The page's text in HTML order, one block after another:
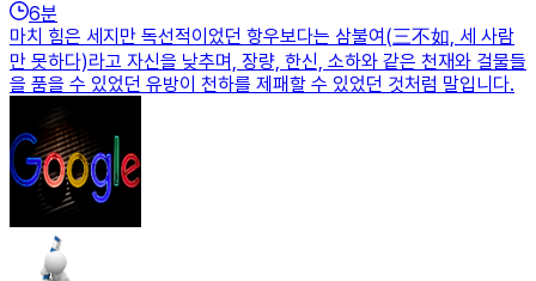
6분
마치 힘은 세지만 독선적이었던 항우보다는 삼불여(三不如, 세 사람
만 못하다)라고 자신을 낮추며, 장량, 한신, 소하와 같은 천재와 걸물들
을 품을 수 있었던 유방이 천하를 제패할 수 있었던 것처럼 말입니다.